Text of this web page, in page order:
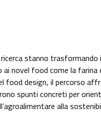
ricerca stanno
novel food come la
food design, il percorso
spunti concreti per
alla